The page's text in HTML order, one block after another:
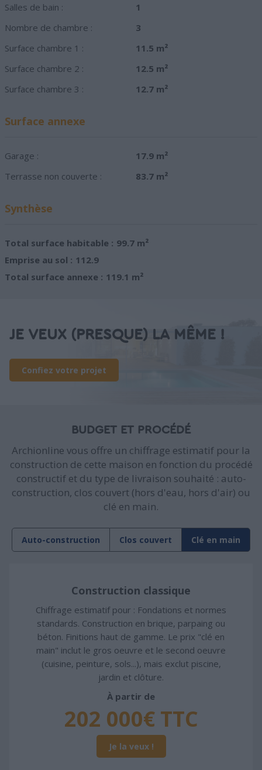
Salles de bain :
1
Nombre de chambre :
3
Surface chambre 1 :
11.5 m²
Surface chambre 2 :
12.5 m²
Surface chambre 3 :
12.7 m²
Surface annexe
Garage :
17.9 m²
Terrasse non couverte :
83.7 m²
Synthèse
Total surface habitable : 99.7 m²
Emprise au sol : 112.9
Total surface annexe : 119.1 m²
JE VEUX (PRESQUE) LA MÊME !
Confiez votre projet
BUDGET ET PROCÉDÉ
Archionline vous offre un chiffrage estimatif pour la
construction de cette maison en fonction du procédé
constructif et du type de livraison souhaité : auto-
construction, clos couvert (hors d'eau, hors d'air) ou
clé en main.
Auto-construction Clos couvert Clé en main
Construction classique
Chiffrage estimatif pour : Fondations et normes
standards. Construction en brique, parpaing ou
béton. Finitions haut de gamme. Le prix "clé en
main" inclut le gros oeuvre et le second oeuvre
(cuisine, peinture, sols...), mais exclut piscine,
jardin et clôture.
À partir de
202 000€ TTC
Je la veux !